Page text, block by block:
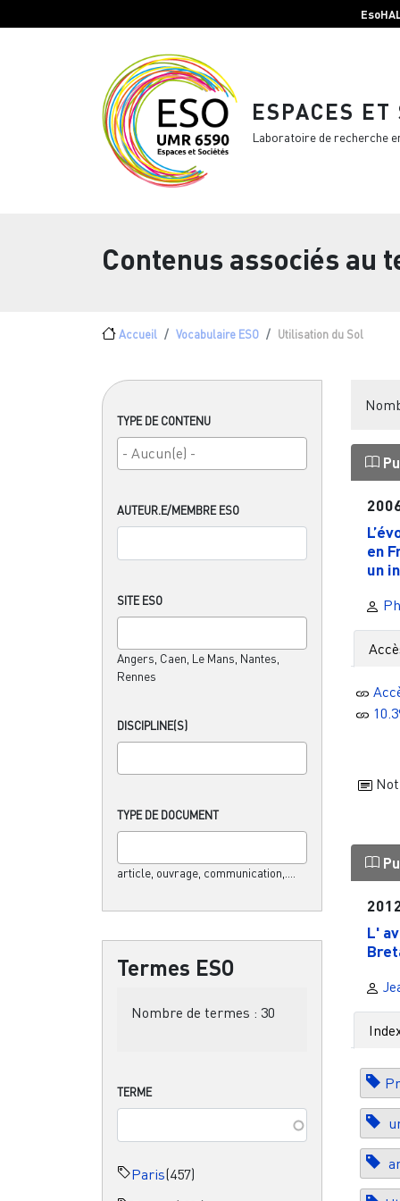
ESPACES ET
Laboratoire de recherche
Contenus associés au
Fil d'Ariane
Accueil Vocabulaire ESO Utilisation du Sol
TYPE DE CONTENU
AUTEUR.E/MEMBRE ESO
SITE ESO
Angers, Caen, Le Mans, Nantes,
Rennes
DISCIPLINE(S)
TYPE DE DOCUMENT
article, ouvrage, communication,....
Termes ESO
Nombre de termes : 30
TERME
Paris(457)
en
un
L'